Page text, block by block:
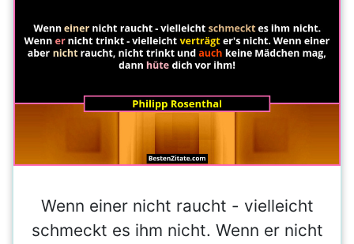
Wenn einer nicht raucht - vielleicht
schmeckt es ihm nicht. Wenn er nicht